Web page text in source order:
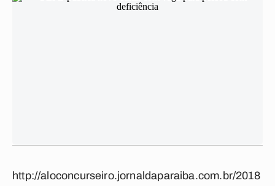
http://aloconcurseiro.jornaldaparaiba.com.br/2018